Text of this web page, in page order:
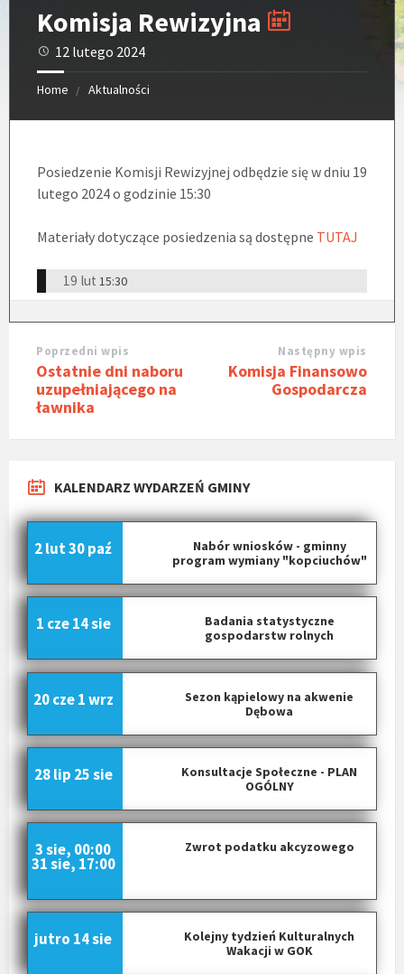
Komisja Rewizyjna
12 lutego 2024
Home Aktualności
Posiedzenie Komisji Rewizyjnej odbędzie się w dniu 19
lutego 2024 o godzinie 15:30
Materiały dotyczące posiedzenia są dostępne TUTAJ
19 lut 15:30
Poprzedni wpis
Ostatnie dni naboru
uzupełniającego na
ławnika
Następny wpis
Komisja Finansowo
Gospodarcza
KALENDARZ WYDARZEŃ GMINY
Nabór wniosków - gminny
program wymiany "kopciuchów"
2 lut30 paź
Badania statystyczne
gospodarstw rolnych
1 cze 14 sie
Sezon kąpielowy na akwenie
Dębowa
20 cze 1 wrz
Konsultacje Społeczne - PLAN
OGÓLNY
28 lip 25 sie
Zwrot podatku akcyzowego
3 sie, 00:00
31 sie, 17:00
Kolejny tydzień Kulturalnych
Wakacji w GOK
jutro 14 sie